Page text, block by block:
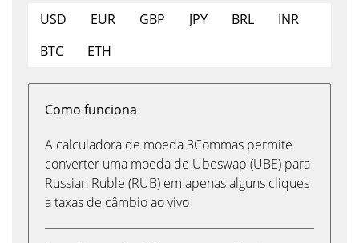
USD EUR GBP JPY BRL
INR
BTC
ETH
Como funciona
A calculadora de moeda 3Commas permite
converter uma moeda de Ubeswap (UBE) para
Russian Ruble (RUB) em apenas alguns cliques
a taxas de câmbio ao vivo